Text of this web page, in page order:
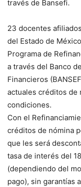
través de Bansefi.
23 docentes
del Estado de
Programa de
a través del Banco
Financieros
actuales créditos de
condiciones.
Con el
créditos de nómina
que les será
tasa de interés del
(dependiendo del
pago), sin garantías